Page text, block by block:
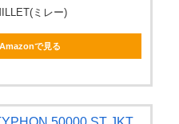
ミレー)
Amazonで見る